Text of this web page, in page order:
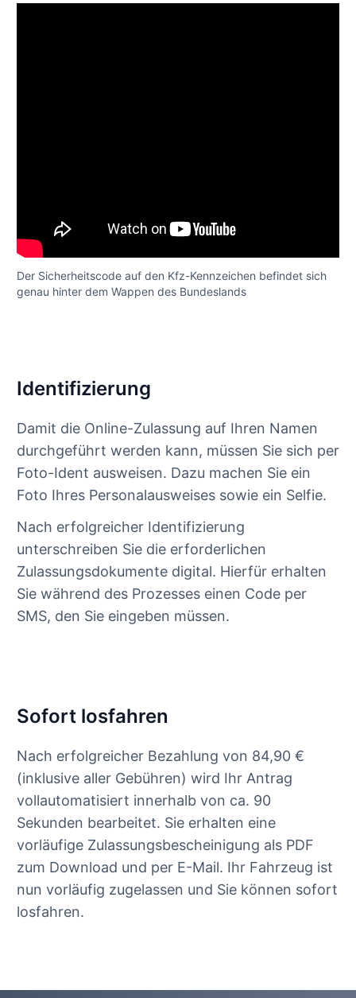
Der Sicherheitscode auf den Kfz-Kennzeichen befindet sich
genau hinter dem Wappen des Bundeslands
Identifizierung
Damit die Online-Zulassung auf Ihren Namen
durchgeführt werden kann, müssen Sie sich per
Foto-Ident ausweisen. Dazu machen Sie ein
Foto Ihres Personalausweises sowie ein Selfie.
Nach erfolgreicher Identifizierung
unterschreiben Sie die erforderlichen
Zulassungsdokumente digital. Hierfür erhalten
Sie während des Prozesses einen Code per
SMS, den Sie eingeben müssen.
Sofort losfahren
Nach erfolgreicher Bezahlung von 84,90 €
(inklusive aller Gebühren) wird Ihr Antrag
vollautomatisiert innerhalb von ca. 90
Sekunden bearbeitet. Sie erhalten eine
vorläufige Zulassungsbescheinigung als PDF
zum Download und per E-Mail. Ihr Fahrzeug ist
nun vorläufig zugelassen und Sie können sofort
losfahren.